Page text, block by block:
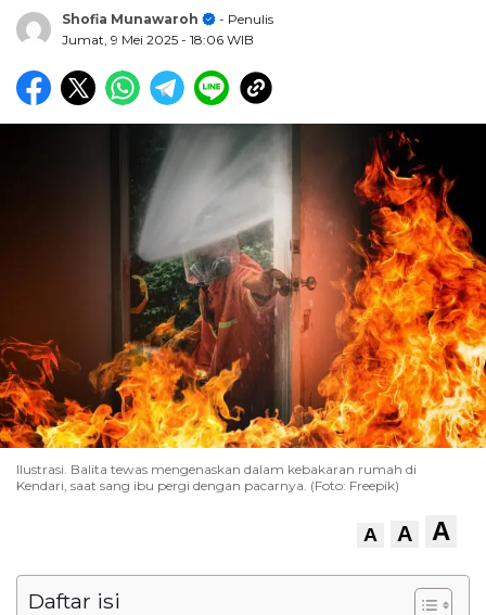
Shofia Munawaroh
- Penulis
Jumat, 9 Mei 2025 - 18:06 WIB
Ilustrasi. Balita tewas mengenaskan dalam kebakaran rumah di
Kendari, saat sang ibu pergi dengan pacarnya. (Foto: Freepik)
A A A
Daftar isi